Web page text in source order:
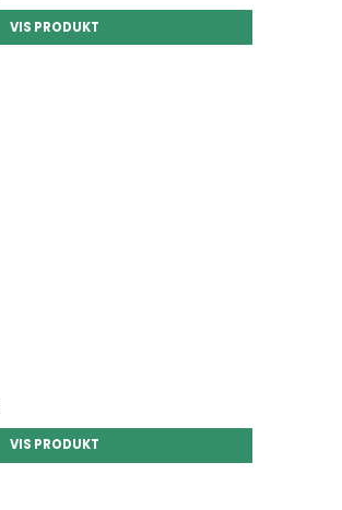
VIS PRODUKT
VIS PRODUKT